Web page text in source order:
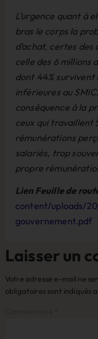
L’urgence quant à
bras le corps la
d’achat, certes des
celle des 6 millions
dont 44% survivent
inférieures au
conséquence à la
ceux qui travaillent
rémunérations
salariés, trop
propre
Lien Feuille de
content/uploads/
gouvernement.pdf
Laisser un
Votre adresse e-mail ne
obligatoires sont indiqués